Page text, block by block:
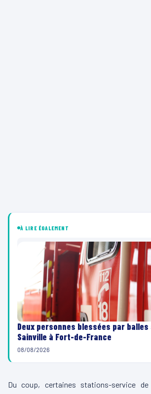
À LIRE ÉGALEMENT
Deux personnes blessées par
Sainville à Fort-de-France
08/08/2026
Du coup, certaines stations-service